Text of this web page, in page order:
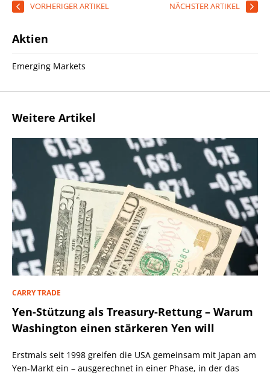
VORHERIGER ARTIKEL NÄCHSTER ARTIKEL
Aktien
Emerging Markets
Weitere Artikel
CARRY TRADE
Yen-Stützung als Treasury-Rettung – Warum
Washington einen stärkeren Yen will
Erstmals seit 1998 greifen die USA gemeinsam mit Japan am
Yen-Markt ein – ausgerechnet in einer Phase, in der das